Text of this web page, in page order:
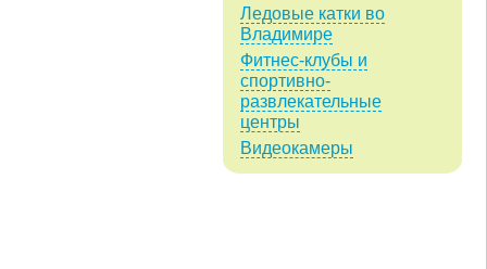
Ледовые катки во
Владимире
Фитнес-клубы и
спортивно-
развлекательные
центры
Видеокамеры